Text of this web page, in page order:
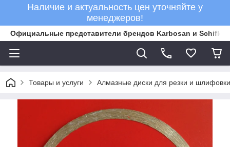
Наличие и актуальность цен уточняйте у
менеджеров!
Официальные представители брендов Karbosan и Schifler
Товары и услуги Алмазные диски для резки и